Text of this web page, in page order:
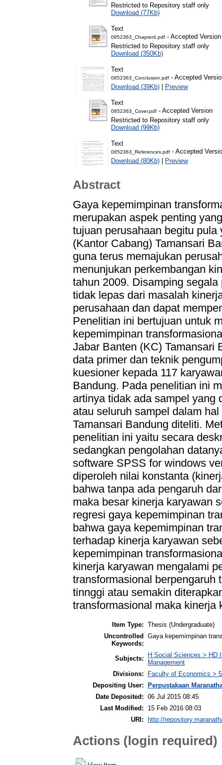
Restricted to Repository staff only
Download (77Kb)
Text
0852363_Chapter4.pdf - Accepted Version
Restricted to Repository staff only
Download (350Kb)
Text
0852363_Conclusion.pdf - Accepted
Download (39Kb) | Preview
Text
0852363_Cover.pdf - Accepted Version
Restricted to Repository staff only
Download (99Kb)
Text
0852363_References.pdf - Accepted
Download (80Kb) | Preview
Abstract
Gaya kepemimpinan
merupakan aspek penting
tujuan perusahaan begitu
(Kantor Cabang) Tamansari
guna terus memajukan
menunjukan perkembangan
tahun 2009. Disamping
tidak lepas dari masalah
perusahaan dan dapat
Penelitian ini bertujuan untuk
kepemimpinan
Jabar Banten (KC) Tamansari
data primer dan teknik
kuesioner kepada 117
Bandung. Pada penelitian ini
artinya tidak ada sampel yang
atau seluruh sampel dalam
Tamansari Bandung diteliti.
penelitian ini yaitu secara
sedangkan pengolahan
software SPSS for windows
diperoleh nilai konstanta
bahwa tanpa ada pengaruh
maka besar kinerja karyawan
regresi gaya kepemimpinan
bahwa gaya kepemimpinan
terhadap kinerja karyawan
kepemimpinan
kinerja karyawan mengalami
transformasional berpengaruh
tinnggi atau semakin
transformasional maka kinerja
Item Type: Thesis (Undergraduate)
Uncontrolled
Keywords:
Gaya kepemimpinan
Subjects:
H Social Sciences > HD
Management
Divisions:
Faculty of Economics >
Depositing User:
Perpustakaan
Date Deposited: 06 Jul 2015 08:45
Last Modified:
15 Feb 2016 08:03
URI:
http://
Actions (login required)